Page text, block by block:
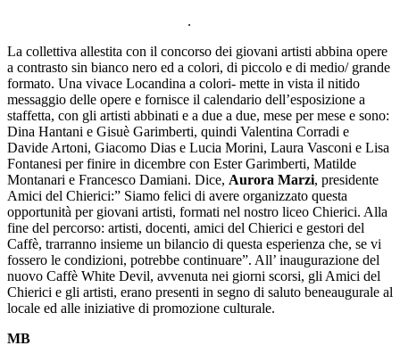
.
La collettiva allestita con il concorso dei giovani artisti abbina opere
a contrasto sin bianco nero ed a colori, di piccolo e di medio/ grande
formato. Una vivace Locandina a colori- mette in vista il nitido
messaggio delle opere e fornisce il calendario dell’esposizione a
staffetta, con gli artisti abbinati e a due a due, mese per mese e sono:
Dina Hantani e Gisuè Garimberti, quindi Valentina Corradi e
Davide Artoni, Giacomo Dias e Lucia Morini, Laura Vasconi e Lisa
Fontanesi per finire in dicembre con Ester Garimberti, Matilde
Montanari e Francesco Damiani. Dice, Aurora Marzi, presidente
Amici del Chierici:” Siamo felici di avere organizzato questa
opportunità per giovani artisti, formati nel nostro liceo Chierici. Alla
fine del percorso: artisti, docenti, amici del Chierici e gestori del
Caffè, trarranno insieme un bilancio di questa esperienza che, se vi
fossero le condizioni, potrebbe continuare”. All’ inaugurazione del
nuovo Caffè White Devil, avvenuta nei giorni scorsi, gli Amici del
Chierici e gli artisti, erano presenti in segno di saluto beneaugurale al
locale ed alle iniziative di promozione culturale.
MB